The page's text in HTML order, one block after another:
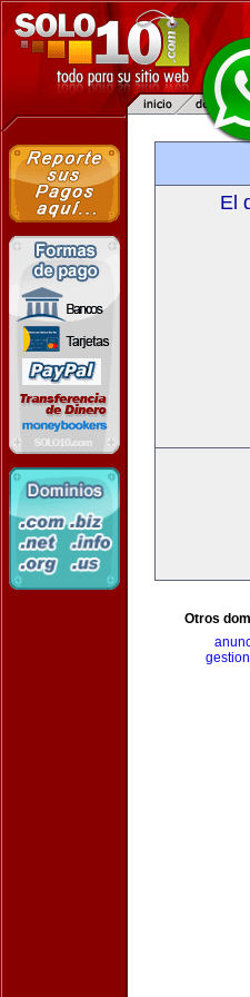
El
Otros